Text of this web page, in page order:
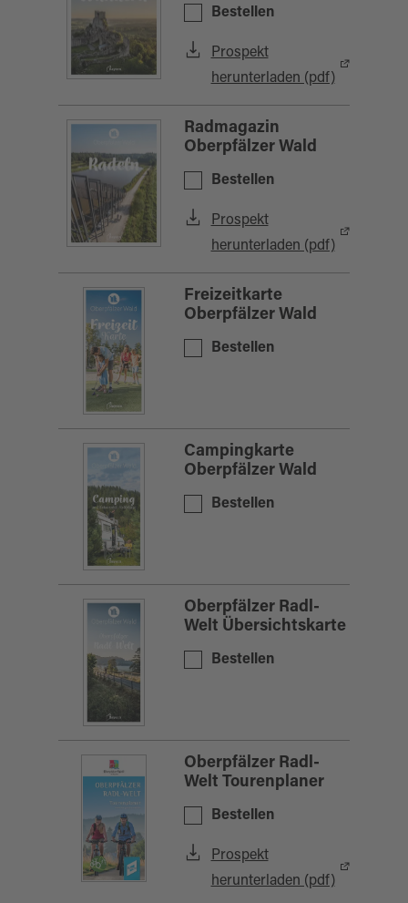
Bestellen
Prospekt
herunterladen (pdf)
Radmagazin
Oberpfälzer Wald
Bestellen
Prospekt
herunterladen (pdf)
Freizeitkarte
Oberpfälzer Wald
Bestellen
Campingkarte
Oberpfälzer Wald
Bestellen
Oberpfälzer Radl-
Welt Übersichtskarte
Bestellen
Oberpfälzer Radl-
Welt Tourenplaner
Bestellen
Prospekt
herunterladen (pdf)